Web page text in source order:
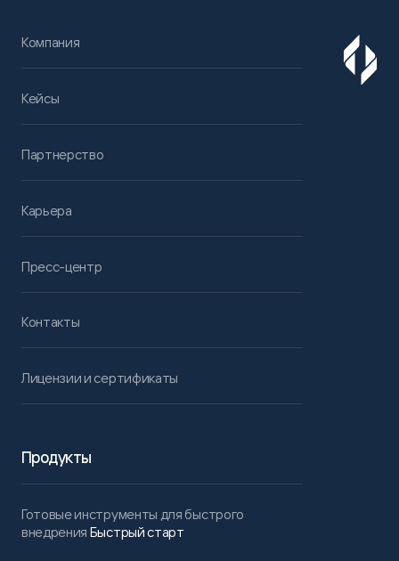
Компания
Кейсы
Партнерство
Карьера
Пресс-центр
Контакты
Лицензии и сертификаты
Продукты
Готовые инструменты для быстрого
внедрения Быстрый старт